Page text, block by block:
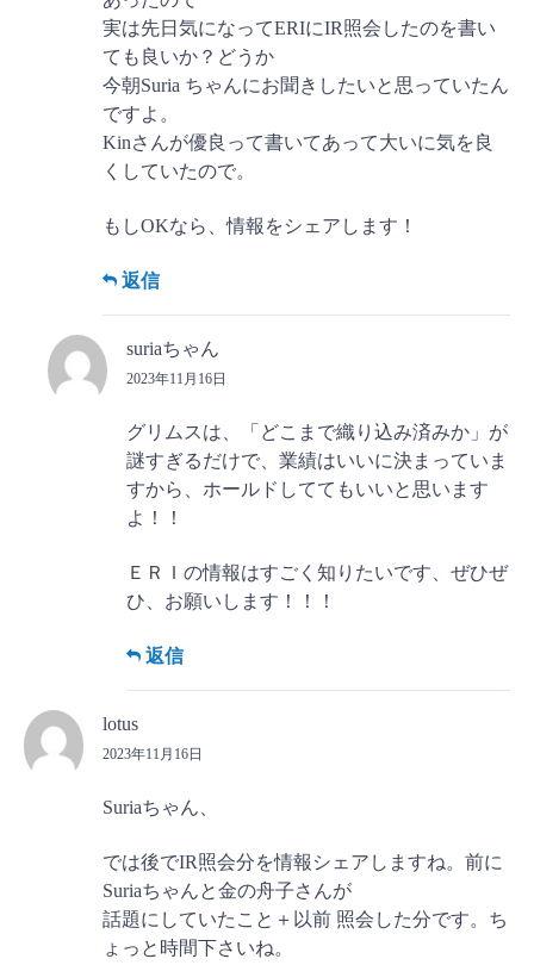
実は先日気になってERIにIR照会したのを書い
ても良いか？どうか
今朝Suria ちゃんにお聞きしたいと思っていたん
ですよ。
Kinさんが優良って書いてあって大いに気を良
くしていたので。
もしOKなら、情報をシェアします！
返信
suriaちゃん
2023年11月16日
グリムスは、「どこまで織り込み済みか」が
謎すぎるだけで、業績はいいに決まっていま
すから、ホールドしててもいいと思います
よ！！
ＥＲＩの情報はすごく知りたいです、ぜひぜ
ひ、お願いします！！！
返信
lotus
2023年11月16日
Suriaちゃん、
では後でIR照会分を情報シェアしますね。前に
Suriaちゃんと金の舟子さんが
話題にしていたこと＋以前 照会した分です。ち
ょっと時間下さいね。